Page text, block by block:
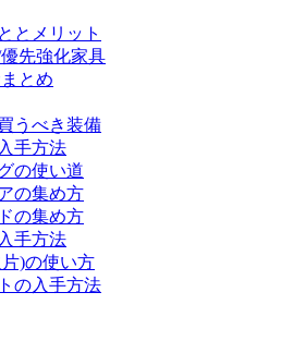
とメリット
先強化家具
とめ
うべき装備
手方法
の使い道
の集め方
の集め方
手方法
)の使い方
の入手方法